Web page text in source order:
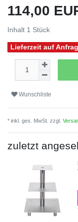
114,00
Inhalt 1 Stück
Lieferzeit auf
Wunschliste
* inkl. ges. MwSt. zzgl.
zuletzt